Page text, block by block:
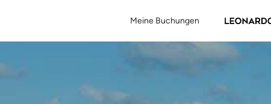
Meine Buchungen